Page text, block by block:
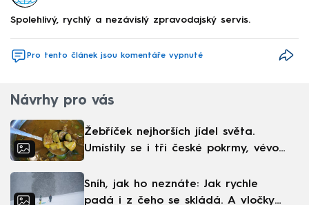
Spolehlivý, rychlý a nezávislý zpravodajský servis.
Pro tento článek jsou komentáře vypnuté
Návrhy pro vás
Žebříček nejhorších jídel světa.
Umístily se i tři české pokrmy, vévodí
Sníh, jak ho neznáte: Jak rychle
padá i z čeho se skládá. A vločky